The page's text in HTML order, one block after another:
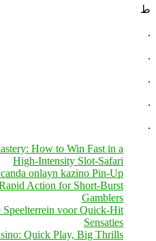
ط
.
.
.
.
.
How to Win Fast in a
High‑Intensity Slot‑Safari
onlayn kazino Pin-Up
Action for Short‑Burst
Gamblers
voor Quick‑Hit
Sensaties
Quick Play, Big Thrills